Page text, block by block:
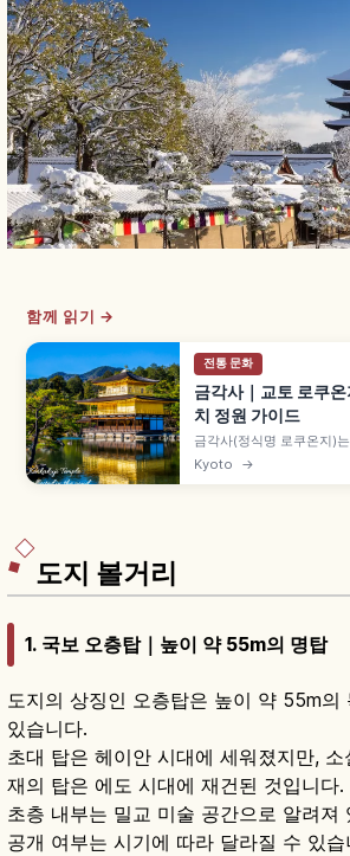
함께 읽기 →
전통 문화
금각사｜교토 로쿠
치 정원 가이드
금각사(정식명 로쿠온지)
문화유산 사찰로, 금박 3층
다. 교코치 연못에 비친 금
Kyoto →
도지 볼거리
1. 국보 오층탑｜높이 약 55m의 명탑
도지의 상징인 오층탑은 높이 약 55m의
있습니다.
초대 탑은 헤이안 시대에 세워졌지만,
재의 탑은 에도 시대에 재건된 것입니다.
초층 내부는 밀교 미술 공간으로 알려져
공개 여부는 시기에 따라 달라질 수 있습